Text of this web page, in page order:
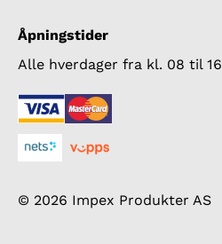
Åpningstider
Alle hverdager fra kl. 08 til 16
© 2026 Impex Produkter AS